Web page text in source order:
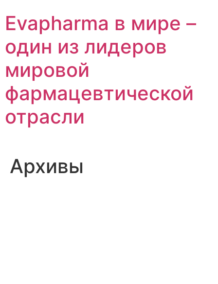
содержимому
Evapharma в мире –
один из лидеров
мировой
фармацевтической
отрасли
Архивы